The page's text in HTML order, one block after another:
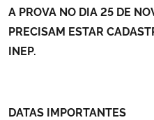
A PROVA NO DIA 25 DE
PRECISAM ESTAR
INEP.
DATAS IMPORTANTES